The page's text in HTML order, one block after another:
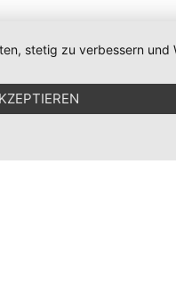
stetig zu verbessern